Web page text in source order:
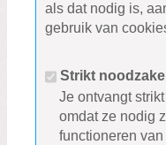
als dat nodig is,
gebruik van
Strikt
Je ontvangt
omdat ze nodig
functioneren